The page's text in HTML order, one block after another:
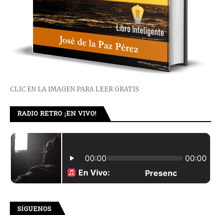
CLIC EN LA IMAGEN PARA LEER GRATIS
RADIO RETRO ¡EN VIVO!
SÍGUENOS